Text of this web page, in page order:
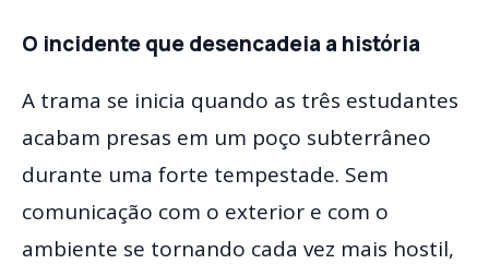
O incidente que desencadeia a história
A trama se inicia quando as três estudantes
acabam presas em um poço subterrâneo
durante uma forte tempestade. Sem
comunicação com o exterior e com o
ambiente se tornando cada vez mais hostil,